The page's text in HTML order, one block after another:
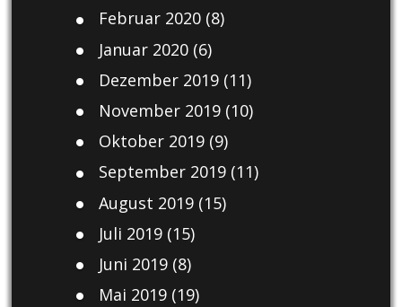
Februar 2020(8)
Januar 2020(6)
Dezember 2019(11)
November 2019(10)
Oktober 2019(9)
September 2019(11)
August 2019(15)
Juli 2019(15)
Juni 2019(8)
Mai 2019(19)